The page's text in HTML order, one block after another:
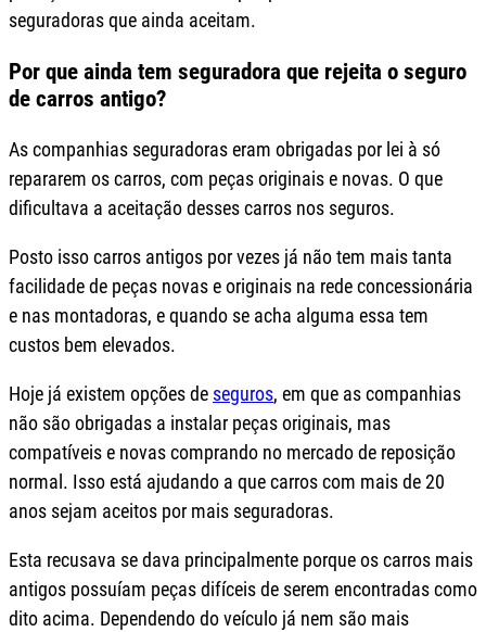
seguradoras que ainda aceitam.
Por que ainda tem seguradora que rejeita o seguro
de carros antigo?
As companhias seguradoras eram obrigadas por lei à só
repararem os carros, com peças originais e novas. O que
dificultava a aceitação desses carros nos seguros.
Posto isso carros antigos por vezes já não tem mais tanta
facilidade de peças novas e originais na rede concessionária
e nas montadoras, e quando se acha alguma essa tem
custos bem elevados.
Hoje já existem opções de seguros, em que as companhias
não são obrigadas a instalar peças originais, mas
compatíveis e novas comprando no mercado de reposição
normal. Isso está ajudando a que carros com mais de 20
anos sejam aceitos por mais seguradoras.
Esta recusava se dava principalmente porque os carros mais
antigos possuíam peças difíceis de serem encontradas como
dito acima. Dependendo do veículo já nem são mais